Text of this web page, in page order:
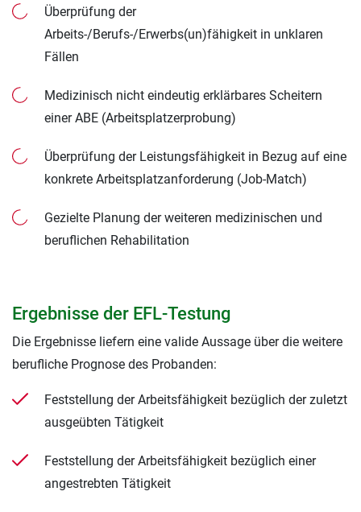
Überprüfung der
Arbeits-/Berufs-/Erwerbs(un)fähigkeit in unklaren
Fällen
Medizinisch nicht eindeutig erklärbares Scheitern
einer ABE (Arbeitsplatzerprobung)
Überprüfung der Leistungsfähigkeit in Bezug auf eine
konkrete Arbeitsplatzanforderung (Job-Match)
Gezielte Planung der weiteren medizinischen und
beruflichen Rehabilitation
Ergebnisse der EFL-Testung
Die Ergebnisse liefern eine valide Aussage über die weitere
berufliche Prognose des Probanden:
Feststellung der Arbeitsfähigkeit bezüglich der zuletzt
ausgeübten Tätigkeit
Feststellung der Arbeitsfähigkeit bezüglich einer
angestrebten Tätigkeit